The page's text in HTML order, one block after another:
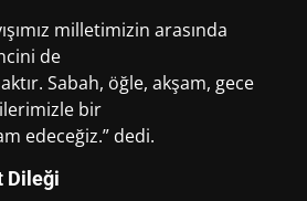
milletimizin arasında
de
Sabah, öğle, akşam, gece
bir
edeceğiz.” dedi.
Dileği